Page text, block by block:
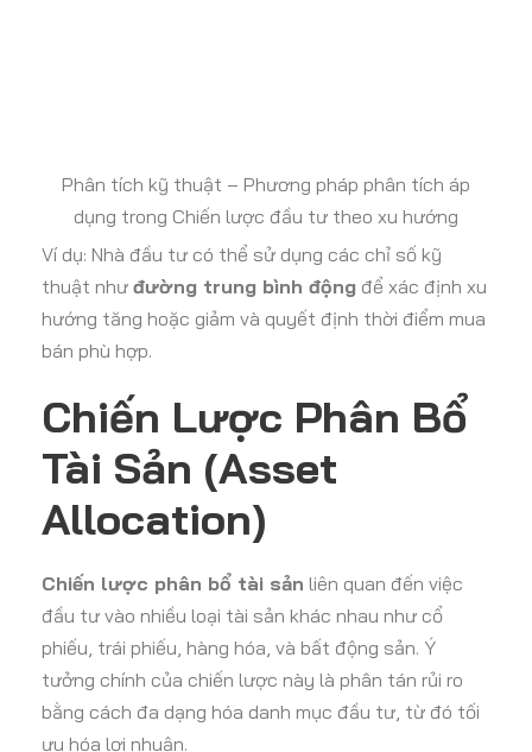
Phân tích kỹ thuật – Phương pháp phân tích áp
dụng trong Chiến lược đầu tư theo xu hướng
Ví dụ: Nhà đầu tư có thể sử dụng các chỉ số kỹ
thuật như đường trung bình động để xác định xu
hướng tăng hoặc giảm và quyết định thời điểm mua
bán phù hợp.
Chiến Lược Phân Bổ
Tài Sản (Asset
Allocation)
Chiến lược phân bổ tài sản liên quan đến việc
đầu tư vào nhiều loại tài sản khác nhau như cổ
phiếu, trái phiếu, hàng hóa, và bất động sản. Ý
tưởng chính của chiến lược này là phân tán rủi ro
bằng cách đa dạng hóa danh mục đầu tư, từ đó tối
ưu hóa lợi nhuận.